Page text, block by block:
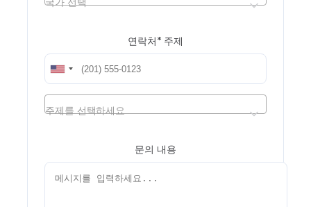
연락처* 주제
주제를 선택하세요
문의 내용